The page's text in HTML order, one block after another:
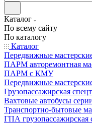
Каталог
По всему сайту
По каталогу
Каталог
Передвижные
ПАРМ авторемонтная
ПАРМ с КМУ
Передвижные
Грузопассажирская
Вахтовые автобусы
Транспортно-бытовые
ГПА грузопассажирская